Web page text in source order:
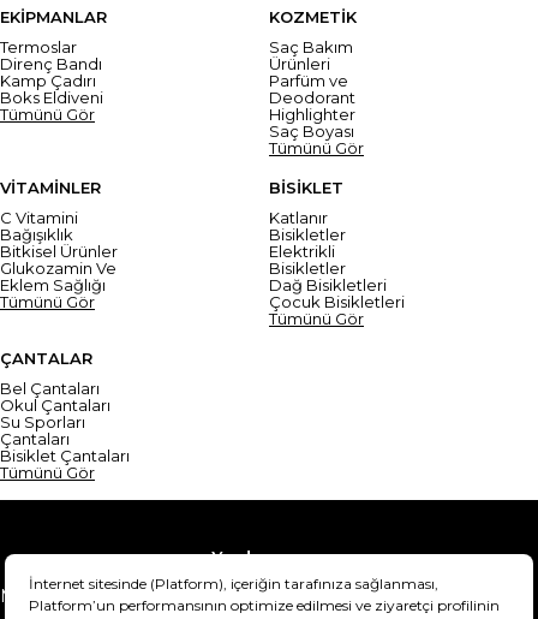
EKİPMANLAR
Termoslar
Direnç Bandı
Kamp Çadırı
Boks Eldiveni
Tümünü Gör
KOZMETİK
Saç Bakım
Ürünleri
Parfüm ve
Deodorant
Highlighter
Saç Boyası
Tümünü Gör
VİTAMİNLER
C Vitamini
Bağışıklık
Bitkisel Ürünler
Glukozamin Ve
Eklem Sağlığı
Tümünü Gör
BİSİKLET
Katlanır
Bisikletler
Elektrikli
Bisikletler
Dağ Bisikletleri
Çocuk Bisikletleri
Tümünü Gör
ÇANTALAR
Bel Çantaları
Okul Çantaları
Su Sporları
Çantaları
Bisiklet Çantaları
Tümünü Gör
Yardım
Mesafeli Satış Sözleşmesi
Teslimat Bilgisi